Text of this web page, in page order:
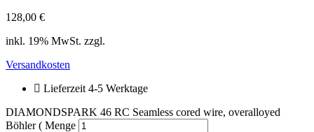
128,00 €
inkl. 19% MwSt. zzgl.
Versandkosten
Lieferzeit 4-5 Werktage
DIAMONDSPARK 46 RC Seamless cored wire, overalloyed
Böhler ( Menge